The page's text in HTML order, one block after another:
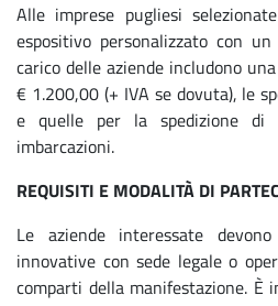
Alle imprese pugliesi
espositivo personalizzato con
carico delle aziende includono
€ 1.200,00 (+ IVA se dovuta), le
e quelle per la spedizione di
imbarcazioni.
REQUISITI E MODALITÀ DI
Le aziende interessate
innovative con sede legale o
comparti della manifestazione. È